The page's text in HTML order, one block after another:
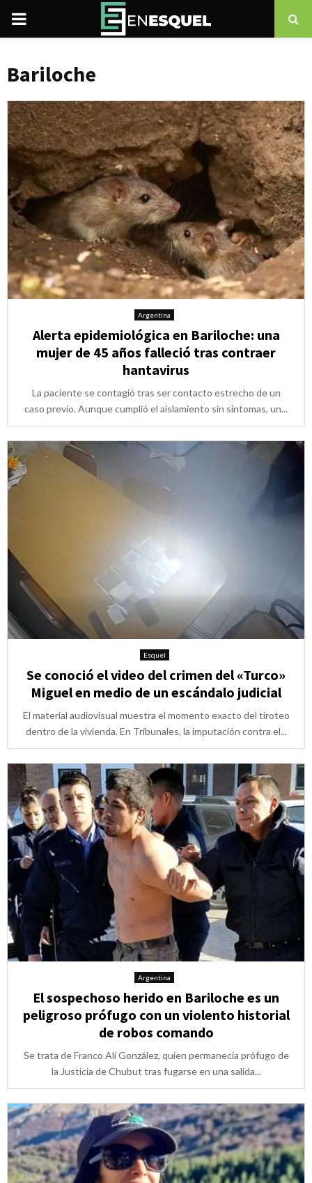
PRIMARY
Bariloche
Argentina
Alerta epidemiológica en Bariloche: una
mujer de 45 años falleció tras contraer
hantavirus
La paciente se contagió tras ser contacto estrecho de un
caso previo. Aunque cumplió el aislamiento sin síntomas, un...
Esquel
Se conoció el video del crimen del «Turco»
Miguel en medio de un escándalo judicial
El material audiovisual muestra el momento exacto del tiroteo
dentro de la vivienda. En Tribunales, la imputación contra el...
Argentina
El sospechoso herido en Bariloche es un
peligroso prófugo con un violento historial
de robos comando
Se trata de Franco Alí González, quien permanecía prófugo de
la Justicia de Chubut tras fugarse en una salida...